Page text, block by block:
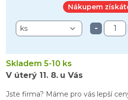
Nákupem
-
Skladem 5-10 ks
V úterý 11. 8. u Vás
Jste firma? Máme pro vás lepší